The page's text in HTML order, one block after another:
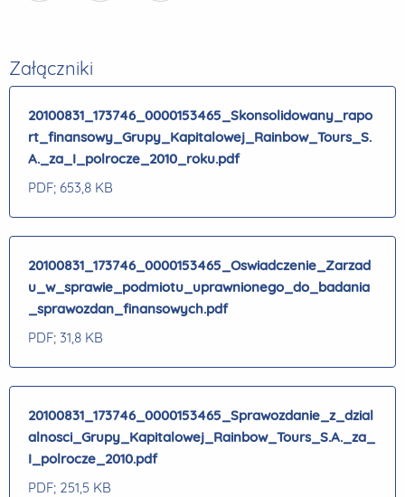
Załączniki
20100831_173746_0000153465_Skonsolidowany_rapo
rt_finansowy_Grupy_Kapitalowej_Rainbow_Tours_S.
A._za_I_polrocze_2010_roku.pdf
PDF; 653,8 KB
20100831_173746_0000153465_Oswiadczenie_Zarzad
u_w_sprawie_podmiotu_uprawnionego_do_badania
_sprawozdan_finansowych.pdf
PDF; 31,8 KB
20100831_173746_0000153465_Sprawozdanie_z_dzial
alnosci_Grupy_Kapitalowej_Rainbow_Tours_S.A._za_
I_polrocze_2010.pdf
PDF; 251,5 KB